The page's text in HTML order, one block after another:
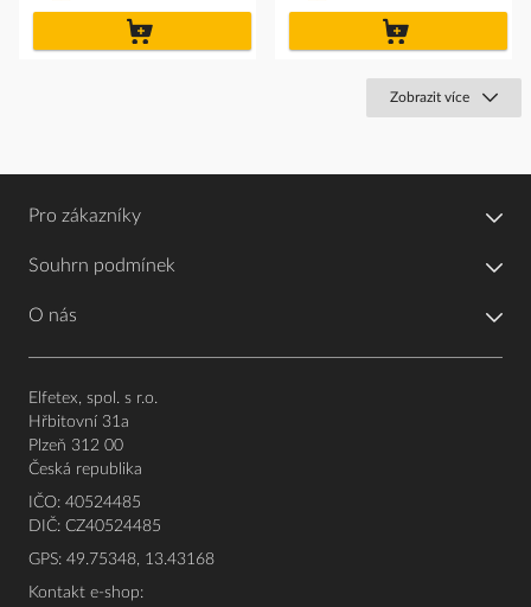
Zobrazit více
Pro zákazníky
Souhrn podmínek
O nás
Elfetex, spol. s r.o.
Hřbitovní 31a
Plzeň 312 00
Česká republika
IČO: 40524485
DIČ: CZ40524485
GPS: 49.75348, 13.43168
Kontakt e-shop: